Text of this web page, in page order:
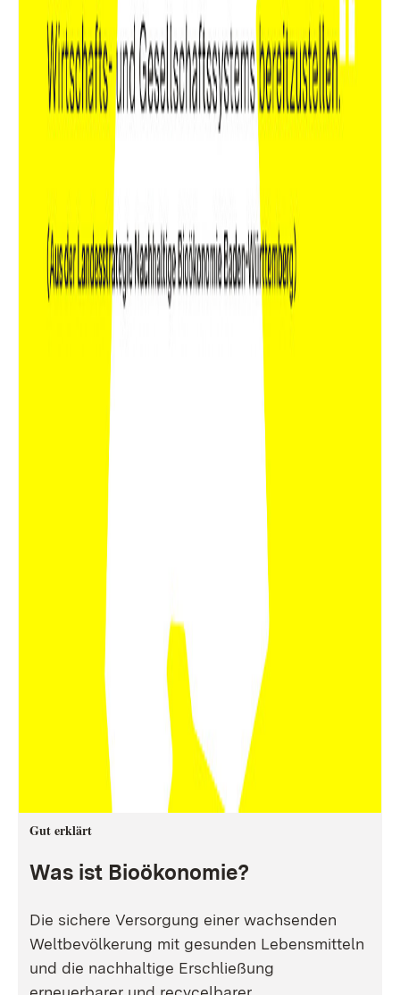
Gut erklärt
Was ist Bioökonomie?
Die sichere Versorgung einer wachsenden
Weltbevölkerung mit gesunden Lebensmitteln
und die nachhaltige Erschließung